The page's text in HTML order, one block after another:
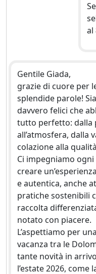
al
Gentile Giada,
grazie di cuore per
splendide parole!
davvero felici che
tutto perfetto: dalla
all’atmosfera, dalla
colazione alla
Ci impegniamo
creare
e autentica, anche
pratiche sostenibili
raccolta
notato con piacere.
L’aspettiamo per
vacanza tra le
tante novità in
l’estate 2026, come